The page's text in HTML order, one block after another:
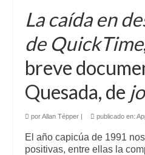
EditorialTecnoTur.com
Contacto (vía TecnoTur)
La caída en
de QuickTime
breve
Quesada, de
porAllan Tépper | publicado en:
El año capicúa de 1991
positivas, entre ellas la